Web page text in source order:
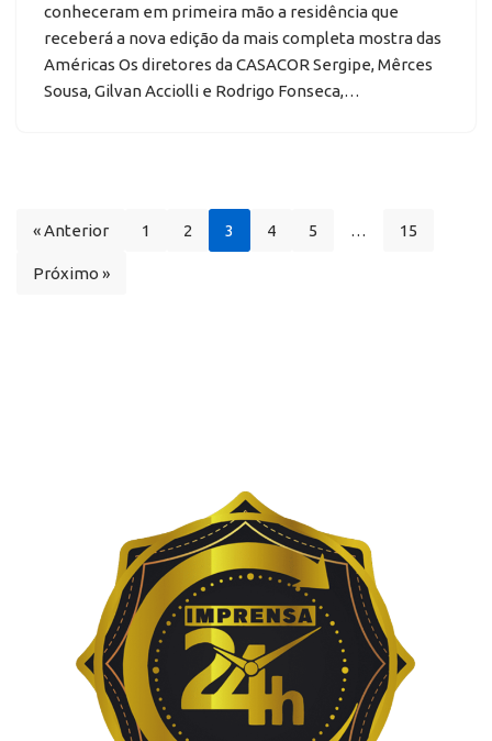
conheceram em primeira mão a residência que
receberá a nova edição da mais completa mostra das
Américas Os diretores da CASACOR Sergipe, Mêrces
Sousa, Gilvan Acciolli e Rodrigo Fonseca,…
« Anterior 1 2 3 4 5 … 15
Próximo »